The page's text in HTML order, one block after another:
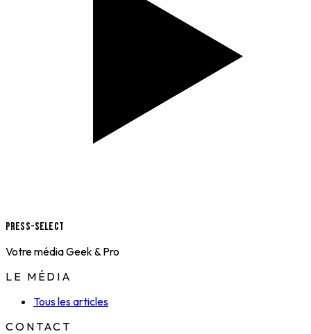
Press-Select
Votre média Geek & Pro
LE MÉDIA
Tous les articles
CONTACT